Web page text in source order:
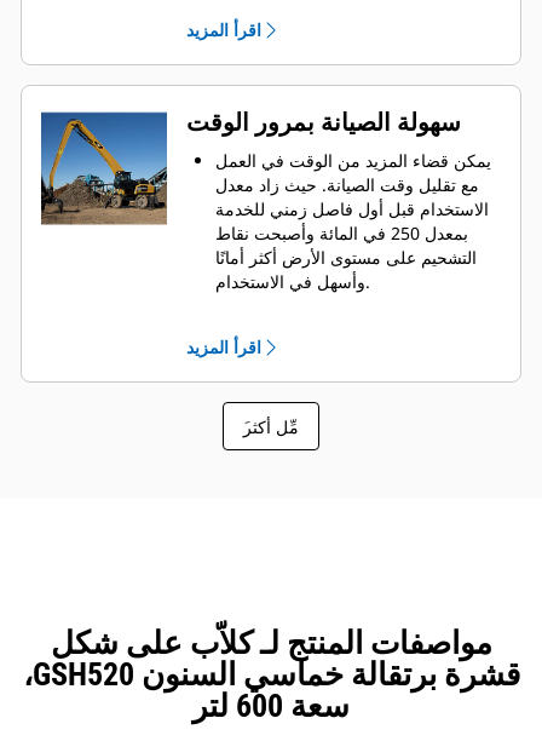
والمناسبة للخدمة الشاقة على مبيت
الكلاَّب.
قوة يمكنك الاعتماد عليها. يتم تصنيع
الأطراف والسنون الداخلية بتركيبة متينة
من الفولاذ عالي الدرجة، مما يعمل على
مقاومة التآكل الناتج عن احتكاك الأجزاء
المعدنية ببعضها. نقاط المفصلات مصبوبة،
يزداد العمر الافتراضي من خلال الأطراف
اقرأ المزيد
سهولة الصيانة بمرور الوقت
يمكن قضاء المزيد من الوقت في العمل
مع تقليل وقت الصيانة. حيث زاد معدل
الاستخدام قبل أول فاصل زمني للخدمة
بمعدل 250 في المائة وأصبحت نقاط
التشحيم على مستوى الأرض أكثر أمانًا
وأسهل في الاستخدام.
المدمجة، حيث تتم حمايتها داخل السن،
مما يقلل الشد الواقع على الخراطيم
ويقلل من التداخل مع المواد.
سهولة الوصول إلى المكونات الهيدروليكية
داخل السنون عبر لوحات قابل للإزالة.
وتشمل اللوحات أيضًا سدادات منع الأتربة
اقرأ المزيد
َمِّل أكثر
مواصفات المنتج لـ كلاّب على شكل
قشرة برتقالة خماسي السنون GSH520،
سعة 600 لتر